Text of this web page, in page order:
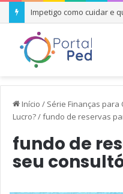
Impetigo como cuidar e
Início / Série Finanças
Lucro?/fundo de reservas
fundo de
seu